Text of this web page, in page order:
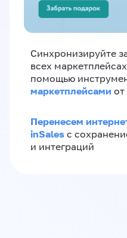
Синхронизируйте
всех
помощью
маркетплейсами от
Перенесем
inSales с
и интеграций